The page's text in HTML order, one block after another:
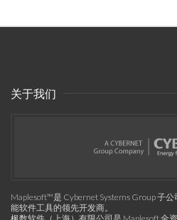
关于我们
Maplesoft™是 Cybernet Systems Group 子
能软件工具的领先开发商。